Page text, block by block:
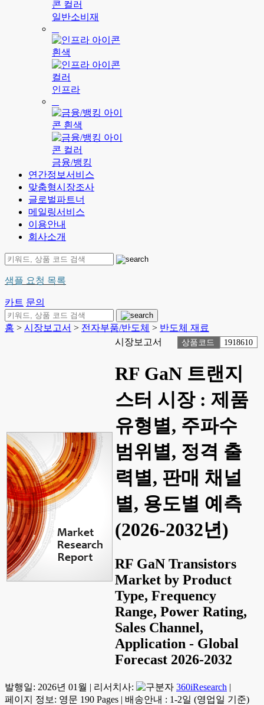
일반소비재
인프라
금융/뱅킹
연간정보서비스
맞춤형시장조사
글로벌파트너
메일링서비스
이용안내
회사소개
샘플 요청 목록
카트 문의
홈 > 시장보고서 > 전자부품/반도체 > 반도체 재료
시장보고서
상품코드 1918610
RF GaN 트랜지
스터 시장 : 제품
유형별, 주파수
범위별, 정격 출
력별, 판매 채널
별, 용도별 예측
(2026-2032년)
RF GaN Transistors
Market by Product
Type, Frequency
Range, Power Rating,
Sales Channel,
Application - Global
Forecast 2026-2032
발행일: 2026년 01월 | 리서치사: 360iResearch |
페이지 정보: 영문 190 Pages | 배송안내 : 1-2일 (영업일 기준)